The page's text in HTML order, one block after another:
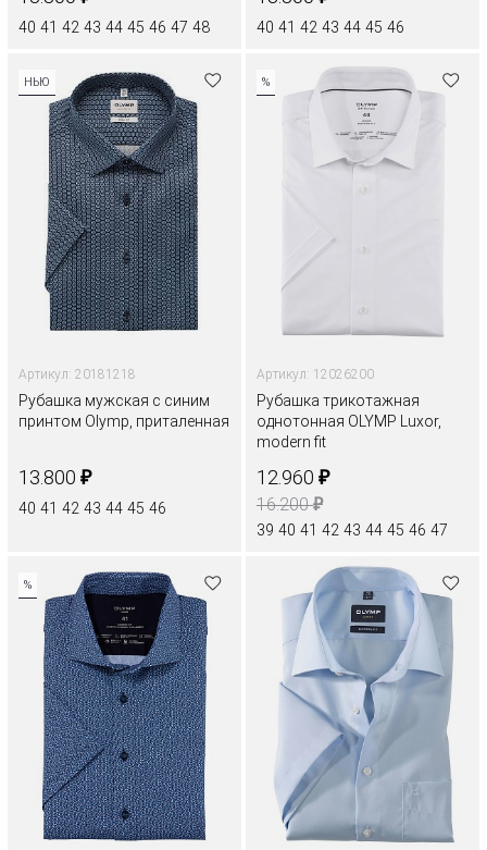
40 41 42 43 44 45 46 47 48 40 41 42 43 44 45 46
НЬЮ
Артикул: 20181218
Рубашка мужская с синим
принтом Olymp, приталенная
13.800 ₽
40 41 42 43 44 45 46
%
Артикул: 12026200
Рубашка трикотажная
однотонная OLYMP Luxor,
modern fit
12.960 ₽
16.200₽
39 40 41 42 43 44 45 46 47
%